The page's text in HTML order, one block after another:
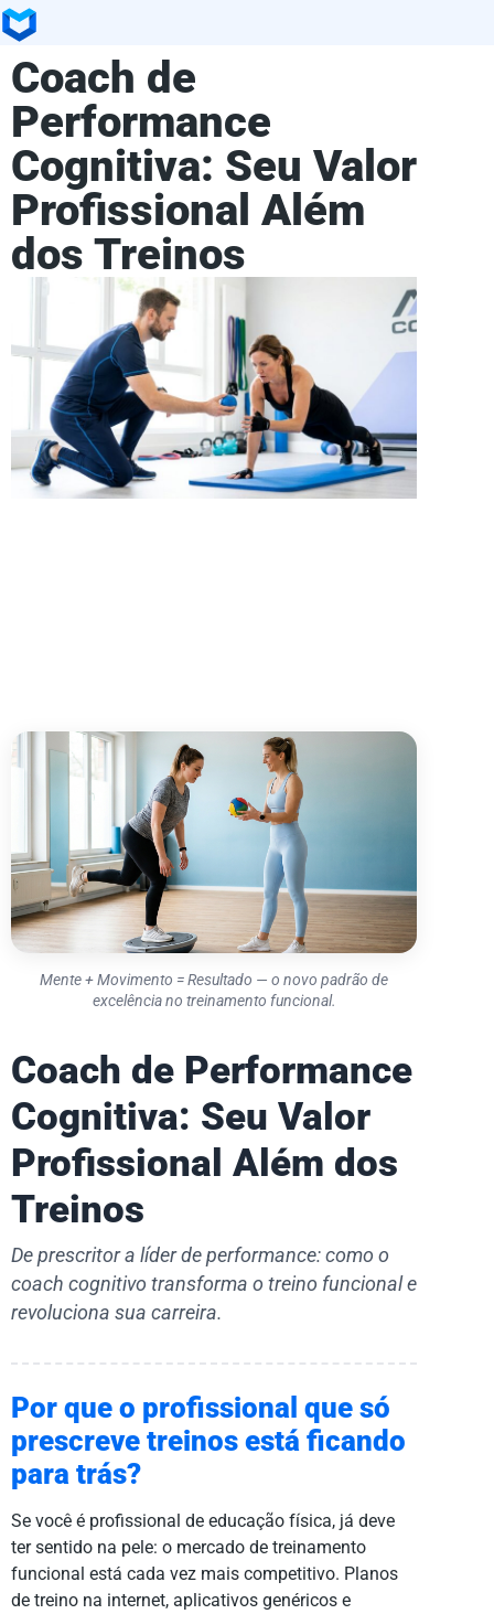
Coach de
Performance
Cognitiva: Seu Valor
Profissional Além
dos Treinos
Mente + Movimento = Resultado — o novo padrão de
excelência no treinamento funcional.
Coach de Performance
Cognitiva: Seu Valor
Profissional Além dos
Treinos
De prescritor a líder de performance: como o
coach cognitivo transforma o treino funcional e
revoluciona sua carreira.
Por que o profissional que só
prescreve treinos está ficando
para trás?
Se você é profissional de educação física, já deve
ter sentido na pele: o mercado de treinamento
funcional está cada vez mais competitivo. Planos
de treino na internet, aplicativos genéricos e